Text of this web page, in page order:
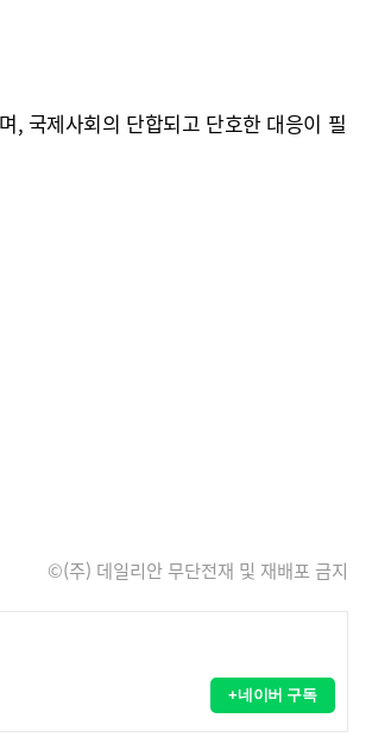
, 국제사회의 단합되고 단호한 대응이 필
©(주) 데일리안 무단전재 및 재배포 금지
+네이버 구독